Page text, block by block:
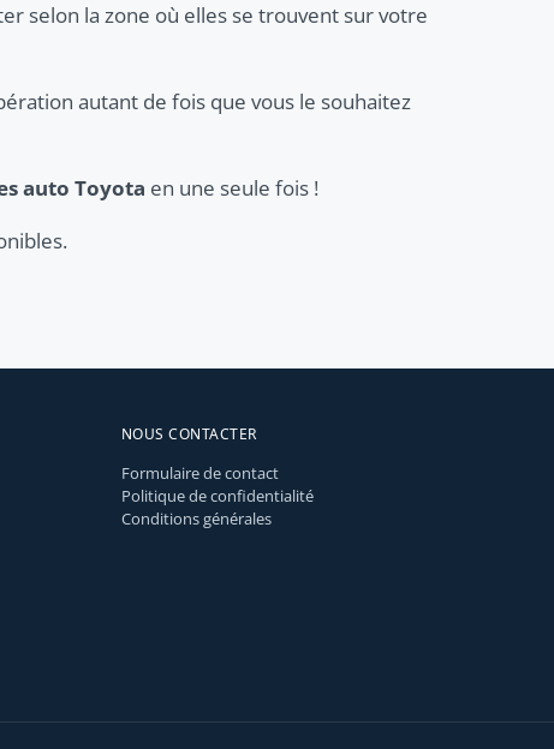
selon la zone où elles se trouvent sur votre
autant de fois que vous le souhaitez
auto Toyota en une seule fois !
NOUS CONTACTER
Formulaire de contact
Politique de confidentialité
Conditions générales